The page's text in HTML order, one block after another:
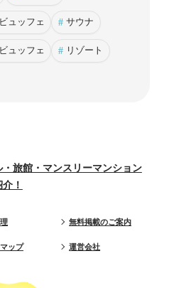
ュッフェ # サウナ
ュッフェ # リゾート
・旅館・マンスリーマンション
！
無料掲載のご案内
ップ 運営会社